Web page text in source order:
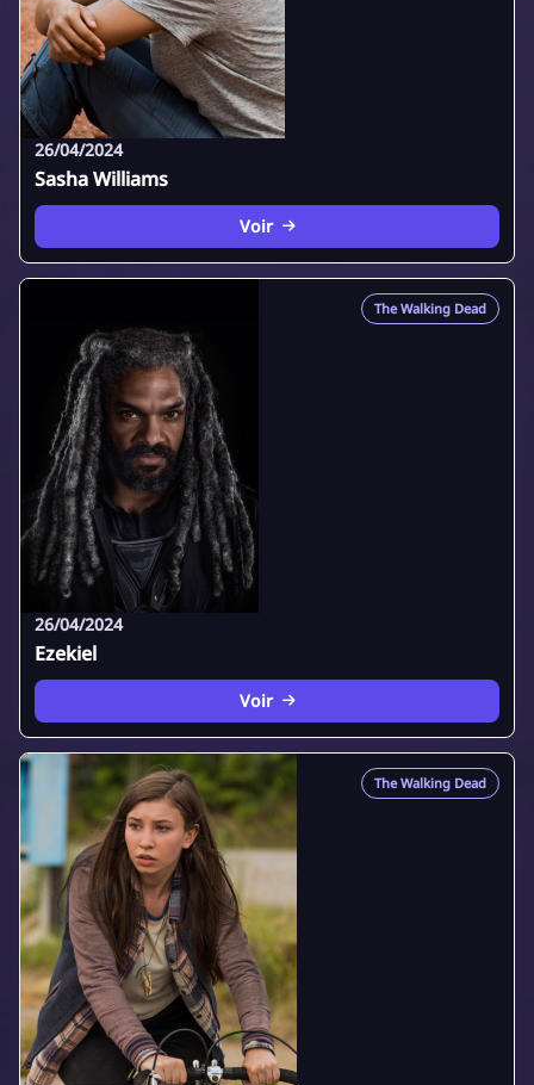
26/04/2024
Sasha Williams
Voir
The Walking Dead
26/04/2024
Ezekiel
Voir
The Walking Dead